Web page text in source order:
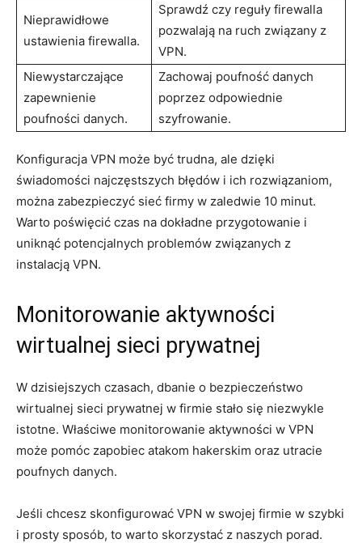
Nieprawidłowe
ustawienia firewalla.
Sprawdź czy reguły firewalla
pozwalają na ⁣ruch‍ związany z
VPN.
Niewystarczające
zapewnienie
poufności danych.
Zachowaj poufność danych
poprzez ⁤odpowiednie
szyfrowanie.
Konfiguracja VPN może być trudna, ale dzięki
świadomości najczęstszych błędów i ich rozwiązaniom,
można zabezpieczyć sieć ​firmy w zaledwie 10 minut.
Warto poświęcić czas na dokładne przygotowanie i
uniknąć‌ potencjalnych problemów związanych z
instalacją VPN.
Monitorowanie aktywności
wirtualnej ‍sieci prywatnej
W dzisiejszych czasach, dbanie o bezpieczeństwo
wirtualnej sieci prywatnej w firmie stało się niezwykle
istotne. Właściwe monitorowanie ⁢aktywności​ w ‌VPN
⁤może pomóc zapobiec atakom ⁢hakerskim ​oraz‍ utracie
poufnych danych.
Jeśli chcesz skonfigurować VPN w ⁢swojej ​firmie ⁣w szybki
i prosty sposób, to warto skorzystać ‌z ⁣naszych porad.